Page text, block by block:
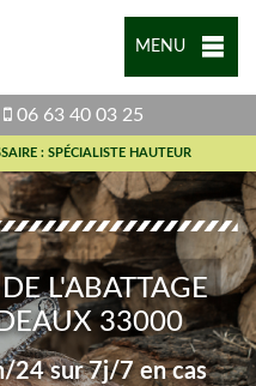
MENU
06 63 40 03 25
: SPÉCIALISTE HAUTEUR
L'ABATTAGE
33000
24 sur 7j/7 en cas